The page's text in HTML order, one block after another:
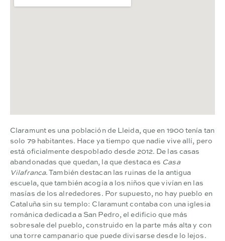
Claramunt es una población de Lleida, que en 1900 tenía tan
solo 79 habitantes. Hace ya tiempo que nadie vive allí, pero
está oficialmente despoblado desde 2012. De las casas
abandonadas que quedan, la que destaca es Casa
Vilafranca. También destacan las ruinas de la antigua
escuela, que también acogía a los niños que vivían en las
masías de los alrededores. Por supuesto, no hay pueblo en
Cataluña sin su templo: Claramunt contaba con una iglesia
románica dedicada a San Pedro, el edificio que más
sobresale del pueblo, construido en la parte más alta y con
una torre campanario que puede divisarse desde lo lejos.